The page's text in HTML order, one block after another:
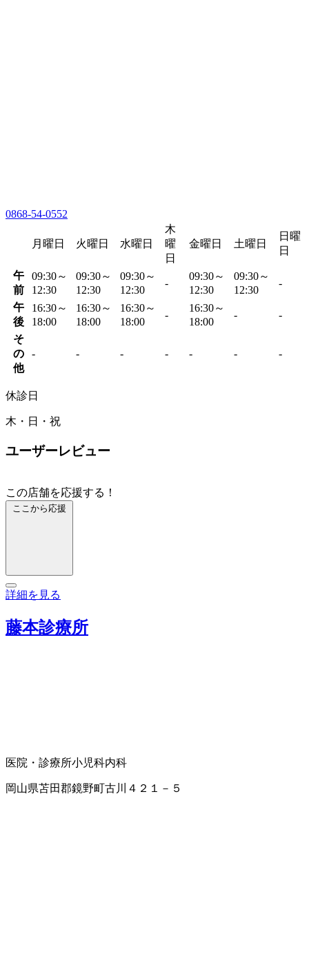
0868-54-0552
月曜日 火曜日 水曜日
木
曜
日
金曜日 土曜日
日曜
日
午
前
09:30～
12:30
09:30～
12:30
09:30～
12:30
-
09:30～
12:30
09:30～
12:30
-
午
後
16:30～
18:00
16:30～
18:00
16:30～
18:00
-
16:30～
18:00
- -
そ
の
他
- - - - - - -
休診日
木・日・祝
ユーザーレビュー
この店舗を応援する！
ここから応援
詳細を見る
藤本診療所
医院・診療所小児科内科
岡山県苫田郡鏡野町古川４２１－５